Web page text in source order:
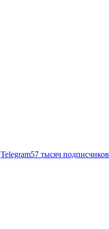
Telegram57 тысяч подписчиков